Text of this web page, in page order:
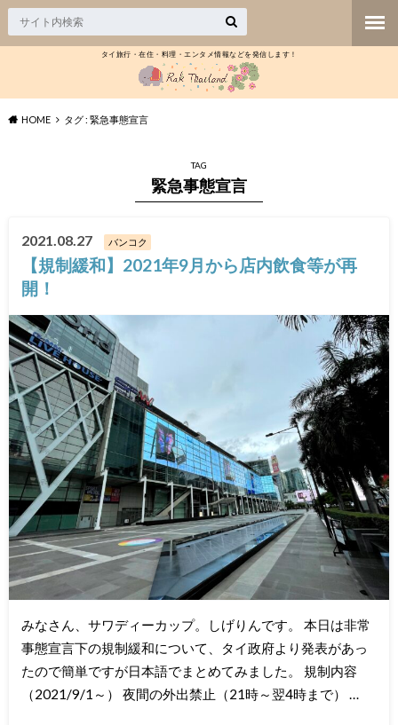
タイ旅行・在住・料理・エンタメ情報などを発信します！
HOME タグ : 緊急事態宣言
TAG
緊急事態宣言
2021.08.27 バンコク
【規制緩和】2021年9月から店内飲食等が再
開！
みなさん、サワディーカップ。しげりんです。 本日は非常
事態宣言下の規制緩和について、タイ政府より発表があっ
たので簡単ですが日本語でまとめてみました。 規制内容
（2021/9/1～） 夜間の外出禁止（21時～翌4時まで） …